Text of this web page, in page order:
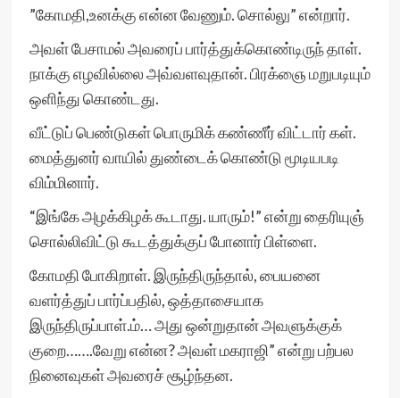
”கோமதி,உனக்கு என்ன வேணும். சொல்லு” என்றார்.
அவள் பேசாமல் அவரைப் பார்த்துக்கொண்டிருந் தாள்.
நாக்கு எழவில்லை அவ்வளவுதான். பிரக்ஞை மறுபடியும்
ஒளிந்து கொண்டது.
வீட்டுப் பெண்டுகள் பொருமிக் கண்ணீர் விட்டார் கள்.
மைத்துனர் வாயில் துண்டைக் கொண்டு மூடியபடி
விம்மினார்.
“இங்கே அழக்கிழக் கூடாது. யாரும்!” என்று தைரியுஞ்
சொல்லிவிட்டு கூடத்துக்குப் போனார் பிள்ளை.
கோமதி போகிறாள். இருந்திருந்தால், பையனை
வளர்த்துப் பார்ப்பதில், ஒத்தாசையாக
இருந்திருப்பாள்.ம்… அது ஒன்றுதான் அவளுக்குக்
குறை…….வேறு என்ன? அவள் மகராஜி” என்று பற்பல
நினைவுகள் அவரைச் சூழ்ந்தன.